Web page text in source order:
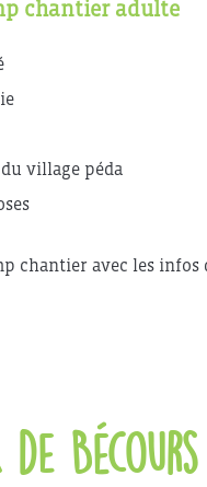
chantier adulte
village péda
chantier avec les
de